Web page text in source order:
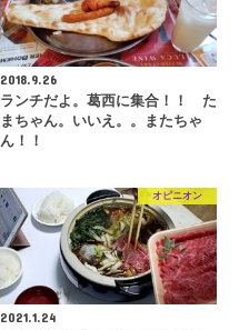
2018.9.26
ランチだよ。葛西に集合！！ た
まちゃん。いいえ。。またちゃ
ん！！
オピニオン
2021.1.24